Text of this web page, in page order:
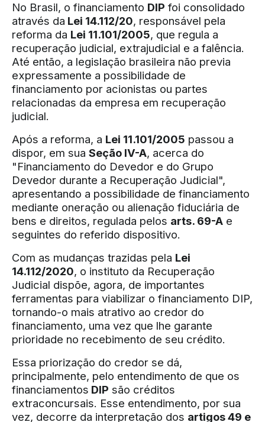
No Brasil, o financiamento DIP foi consolidado
através da Lei 14.112/20, responsável pela
reforma da Lei 11.101/2005, que regula a
recuperação judicial, extrajudicial e a falência.
Até então, a legislação brasileira não previa
expressamente a possibilidade de
financiamento por acionistas ou partes
relacionadas da empresa em recuperação
judicial.
Após a reforma, a Lei 11.101/2005 passou a
dispor, em sua Seção IV-A, acerca do
"Financiamento do Devedor e do Grupo
Devedor durante a Recuperação Judicial",
apresentando a possibilidade de financiamento
mediante oneração ou alienação fiduciária de
bens e direitos, regulada pelos arts. 69-A e
seguintes do referido dispositivo.
Com as mudanças trazidas pela Lei
14.112/2020, o instituto da Recuperação
Judicial dispõe, agora, de importantes
ferramentas para viabilizar o financiamento DIP,
tornando-o mais atrativo ao credor do
financiamento, uma vez que lhe garante
prioridade no recebimento de seu crédito.
Essa priorização do credor se dá,
principalmente, pelo entendimento de que os
financiamentos DIP são créditos
extraconcursais. Esse entendimento, por sua
vez, decorre da interpretação dos artigos 49 e